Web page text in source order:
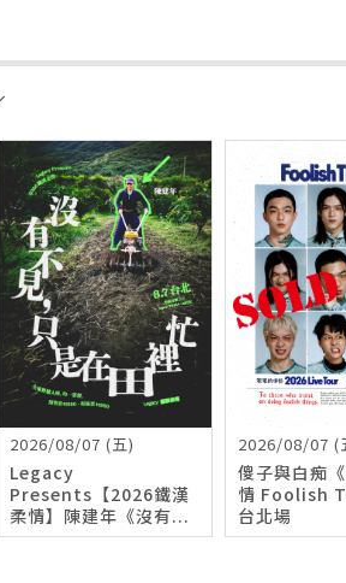
2026/08/07 (五)
Legacy
Presents【2026鐵漢
柔情】陳建年《沒有...
2026/08/07 (
傻子與白痴
情 Foolish
台北場